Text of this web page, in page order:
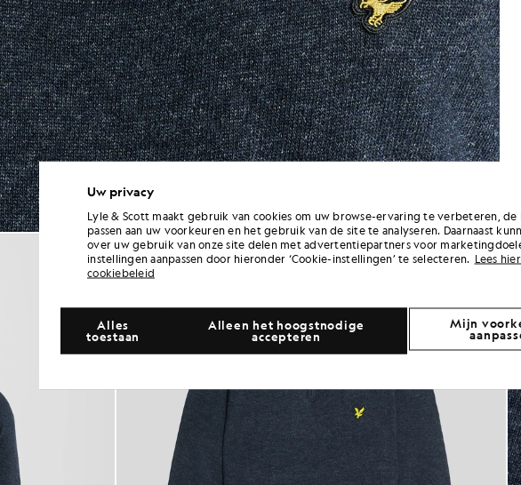
lamswolmix met 1/4-ritssluiting in donkerblauw gemêleerd
Herentrui van lamswolmix
Uw privacy
Lyle & Scott maakt gebruik van cookies om uw browse-ervaring te verbeteren, de
passen aan uw voorkeuren en het gebruik van de site te analyseren. Daarnaast
over uw gebruik van onze site delen met advertentiepartners voor
instellingen aanpassen door hieronder ‘Cookie-instellingen’ te selecteren. Lees
cookiebeleid
Alleen het hoogstnodige
accepteren
Alles
toestaan
Mijn